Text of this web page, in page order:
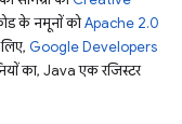
के नमूनों कोApache 2.0
Google Developers
का, Java एक रजिस्टर